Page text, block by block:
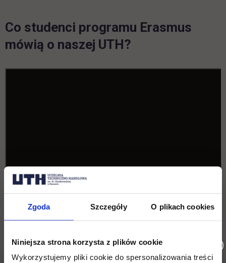
Zgoda Szczegóły O plikach cookies
Niniejsza strona korzysta z plików cookie
Wykorzystujemy pliki cookie do spersonalizowania treści
Co studenci programu Erasmus
mówią o naszej UTH?